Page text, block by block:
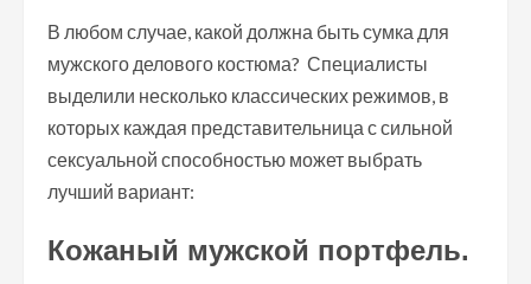
В любом случае, какой должна быть сумка для
мужского делового костюма? Специалисты
выделили несколько классических режимов, в
которых каждая представительница с сильной
сексуальной способностью может выбрать
лучший вариант:
Кожаный мужской портфель.